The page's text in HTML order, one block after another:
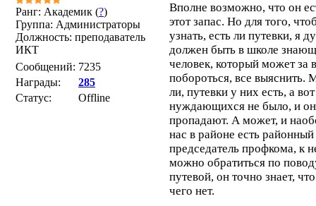
Ранг: Академик (?)
Группа: Администраторы
Должность: преподаватель
ИКТ
Сообщений: 7235
Награды:
285
Статус:
Offline
Вполне возможно, что он
этот запас. Но для того,
узнать, есть ли путевки, я
должен быть в школе
человек, который может за
побороться, все выяснить.
ли, путевки у них есть, а вот
нуждающихся не было, и
пропадают. А может, и
нас в районе есть районный
председатель профкома, к
можно обратиться по
путевой, он точно знает,
чего нет.